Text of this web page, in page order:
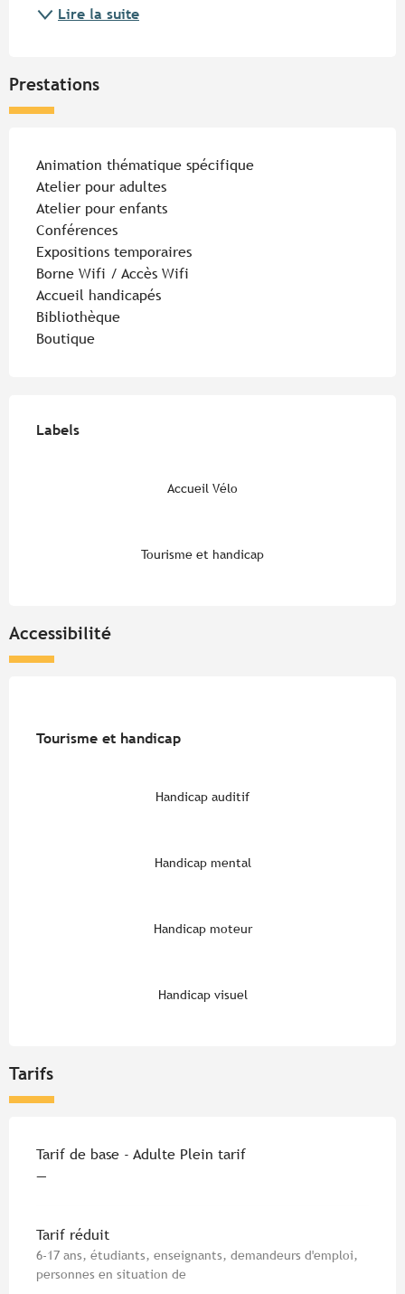
Lire la suite
Prestations
Animation thématique spécifique
Atelier pour adultes
Atelier pour enfants
Conférences
Expositions temporaires
Borne Wifi / Accès Wifi
Accueil handicapés
Bibliothèque
Boutique
Labels
Labels
Accueil Vélo
Tourisme et handicap
Accessibilité
Tourisme et handicap
Tourisme et handicap
Handicap auditif
Handicap mental
Handicap moteur
Handicap visuel
Tarifs
Tarifs 2026
Tarif de base - Adulte Plein tarif
—
Tarif réduit
6-17 ans, étudiants, enseignants, demandeurs d'emploi,
personnes en situation de